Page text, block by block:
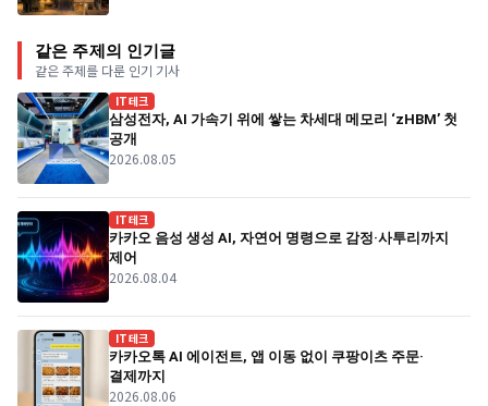
같은 주제의 인기글
같은 주제를 다룬 인기 기사
IT테크
삼성전자, AI 가속기 위에 쌓는 차세대 메모리 ‘zHBM’ 첫
공개
2026.08.05
IT테크
카카오 음성 생성 AI, 자연어 명령으로 감정·사투리까지
제어
2026.08.04
IT테크
카카오톡 AI 에이전트, 앱 이동 없이 쿠팡이츠 주문·
결제까지
2026.08.06